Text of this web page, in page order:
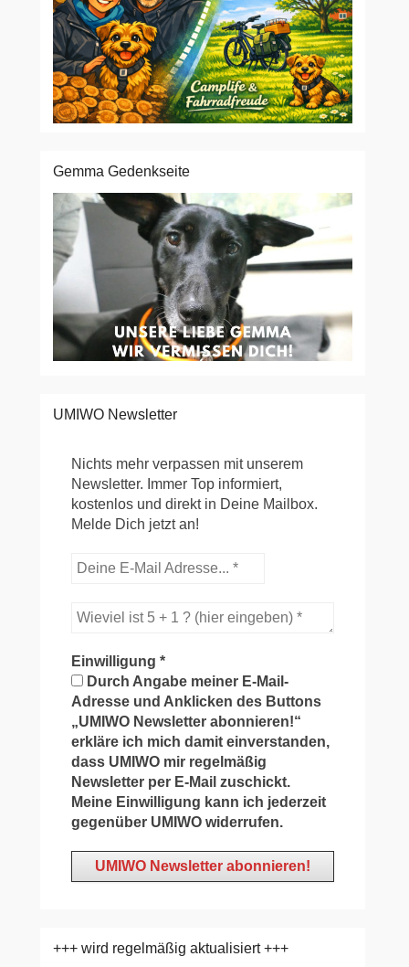
Gemma Gedenkseite
UMIWO Newsletter
Nichts mehr verpassen mit unserem
Newsletter. Immer Top informiert,
kostenlos und direkt in Deine Mailbox.
Melde Dich jetzt an!
Einwilligung*
Durch Angabe meiner E-Mail-
Adresse und Anklicken des Buttons
„UMIWO Newsletter abonnieren!“
erkläre ich mich damit einverstanden,
dass UMIWO mir regelmäßig
Newsletter per E-Mail zuschickt.
Meine Einwilligung kann ich jederzeit
gegenüber UMIWO widerrufen.
+++ wird regelmäßig aktualisiert +++